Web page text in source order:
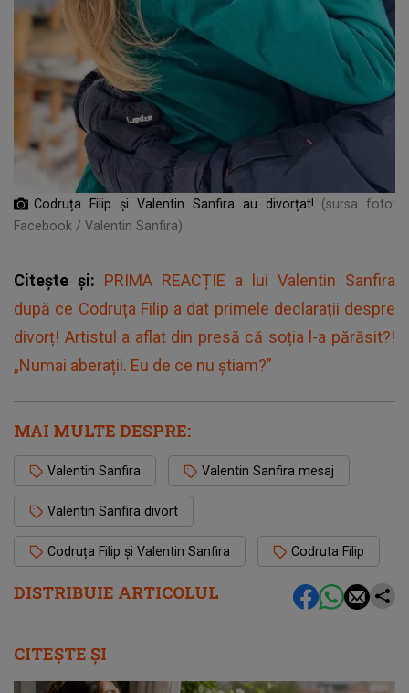
DISTRIBUIE ARTICOLUL
Codruța Filip și Valentin Sanfira au divorțat!
(sursa foto:
Facebook / Valentin Sanfira)
Citește și: PRIMA REACȚIE a lui Valentin Sanfira
după ce Codruța Filip a dat primele declarații despre
divorț! Artistul a aflat din presă că soția l-a părăsit?!
„Numai aberații. Eu de ce nu știam?”
MAI MULTE DESPRE:
Valentin Sanfira Valentin Sanfira mesaj
Valentin Sanfira divort
Codruța Filip și Valentin Sanfira Codruta Filip
CITEȘTE ȘI